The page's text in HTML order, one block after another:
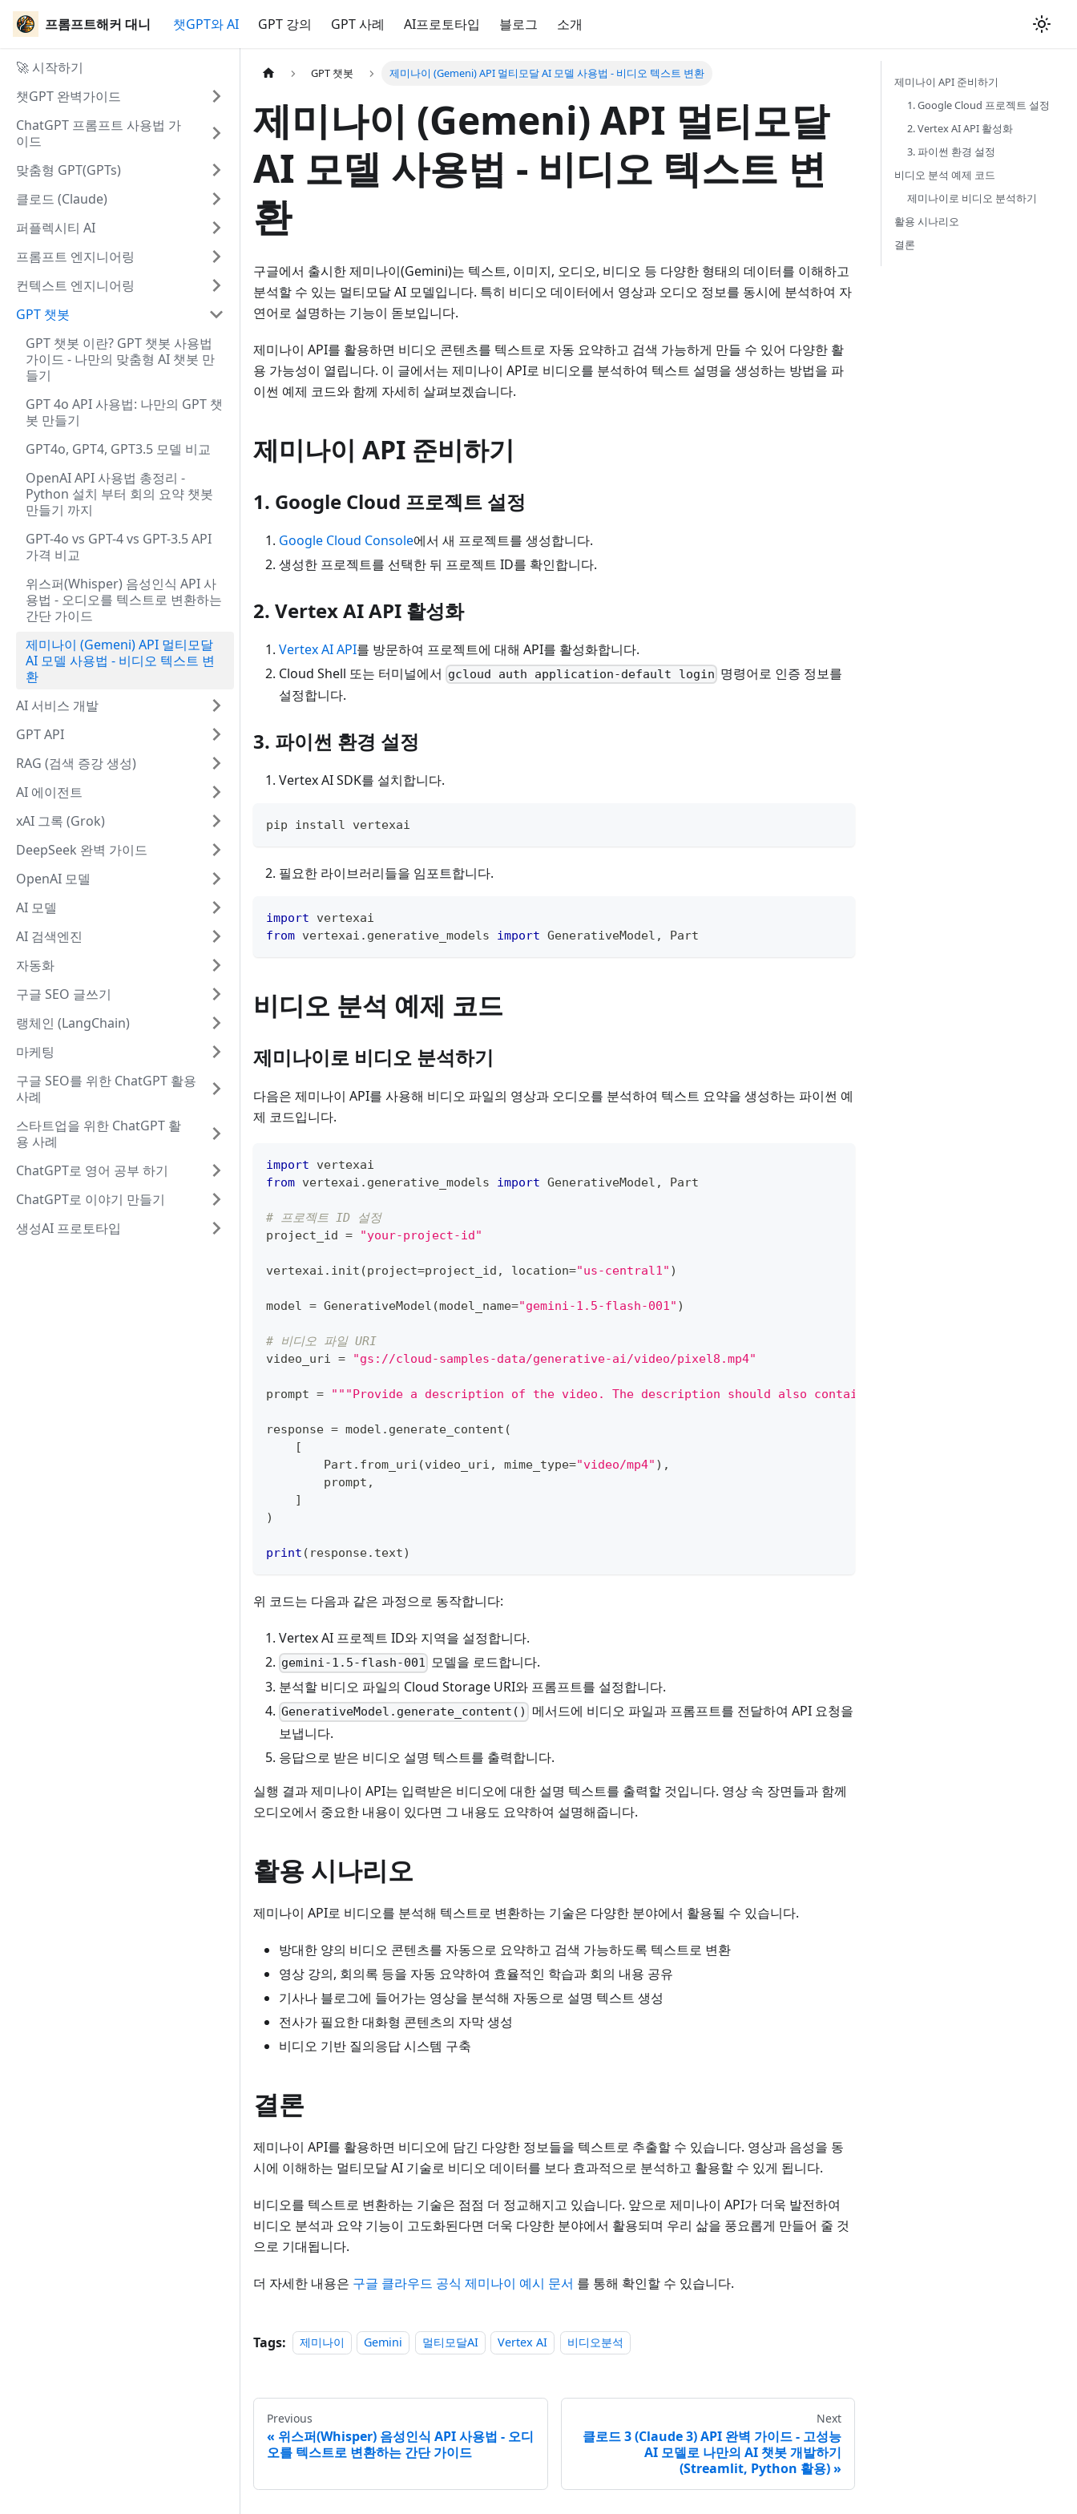
프롬프트해커 대니 챗GPT와 AI GPT 강의 GPT 사례 AI프로토타입 블로그 소개
🚀 시작하기
챗GPT 완벽가이드
ChatGPT 프롬프트 사용법 가
이드
맞춤형 GPT(GPTs)
클로드 (Claude)
퍼플렉시티 AI
프롬프트 엔지니어링
컨텍스트 엔지니어링
GPT 챗봇
GPT 챗봇 이란? GPT 챗봇 사용법
가이드 - 나만의 맞춤형 AI 챗봇 만
들기
GPT 4o API 사용법: 나만의 GPT 챗
봇 만들기
GPT4o, GPT4, GPT3.5 모델 비교
OpenAI API 사용법 총정리 -
Python 설치 부터 회의 요약 챗봇
만들기 까지
GPT-4o vs GPT-4 vs GPT-3.5 API
가격 비교
위스퍼(Whisper) 음성인식 API 사
용법 - 오디오를 텍스트로 변환하는
간단 가이드
제미나이 (Gemeni) API 멀티모달
AI 모델 사용법 - 비디오 텍스트 변
환
AI 서비스 개발
GPT API
RAG (검색 증강 생성)
AI 에이전트
xAI 그록 (Grok)
DeepSeek 완벽 가이드
OpenAI 모델
AI 모델
AI 검색엔진
자동화
구글 SEO 글쓰기
랭체인 (LangChain)
마케팅
구글 SEO를 위한 ChatGPT 활용
사례
스타트업을 위한 ChatGPT 활
용 사례
ChatGPT로 영어 공부 하기
ChatGPT로 이야기 만들기
생성AI 프로토타입
GPT 챗봇 제미나이 (Gemeni) API 멀티모달 AI 모델 사용법 - 비디오 텍스트 변환
제미나이 (Gemeni) API 멀티모달
AI 모델 사용법 - 비디오 텍스트 변
환
구글에서 출시한 제미나이(Gemini)는 텍스트, 이미지, 오디오, 비디오 등 다양한 형태의 데이터를 이해하고
분석할 수 있는 멀티모달 AI 모델입니다. 특히 비디오 데이터에서 영상과 오디오 정보를 동시에 분석하여 자
연어로 설명하는 기능이 돋보입니다.
제미나이 API를 활용하면 비디오 콘텐츠를 텍스트로 자동 요약하고 검색 가능하게 만들 수 있어 다양한 활
용 가능성이 열립니다. 이 글에서는 제미나이 API로 비디오를 분석하여 텍스트 설명을 생성하는 방법을 파
이썬 예제 코드와 함께 자세히 살펴보겠습니다.
제미나이 API 준비하기
1. Google Cloud 프로젝트 설정
Google Cloud Console에서 새 프로젝트를 생성합니다.
생성한 프로젝트를 선택한 뒤 프로젝트 ID를 확인합니다.
2. Vertex AI API 활성화
Vertex AI API를 방문하여 프로젝트에 대해 API를 활성화합니다.
Cloud Shell 또는 터미널에서 gcloud auth application-default login 명령어로 인증 정보를
설정합니다.
3. 파이썬 환경 설정
Vertex AI SDK를 설치합니다.
pip install vertexai
필요한 라이브러리들을 임포트합니다.
import vertexai
from vertexai . generative_models import GenerativeModel , Part
비디오 분석 예제 코드
제미나이로 비디오 분석하기
다음은 제미나이 API를 사용해 비디오 파일의 영상과 오디오를 분석하여 텍스트 요약을 생성하는 파이썬 예
제 코드입니다.
import vertexai
from vertexai . generative_models import GenerativeModel , Part
# 프로젝트 ID 설정
project_id = "your-project-id"
vertexai . init (project=project_id , location="us-central1" )
model = GenerativeModel (model_name="gemini-1.5-flash-001" )
# 비디오 파일 URI
video_uri = "gs://cloud-samples-data/generative-ai/video/pixel8.mp4"
prompt = """Provide a description of the video. The description should also contain anything important which
response = model . generate_content (
[
        Part
. from_uri (video_uri , mime_type="video/mp4" ) ,
        prompt
,
]
)
print ( response. text)
위 코드는 다음과 같은 과정으로 동작합니다:
Vertex AI 프로젝트 ID와 지역을 설정합니다.
gemini-1.5-flash-001 모델을 로드합니다.
분석할 비디오 파일의 Cloud Storage URI와 프롬프트를 설정합니다.
GenerativeModel.generate_content()
메서드에 비디오 파일과 프롬프트를 전달하여 API 요청을
보냅니다.
응답으로 받은 비디오 설명 텍스트를 출력합니다.
실행 결과 제미나이 API는 입력받은 비디오에 대한 설명 텍스트를 출력할 것입니다. 영상 속 장면들과 함께
오디오에서 중요한 내용이 있다면 그 내용도 요약하여 설명해줍니다.
활용 시나리오
제미나이 API로 비디오를 분석해 텍스트로 변환하는 기술은 다양한 분야에서 활용될 수 있습니다.
방대한 양의 비디오 콘텐츠를 자동으로 요약하고 검색 가능하도록 텍스트로 변환
영상 강의, 회의록 등을 자동 요약하여 효율적인 학습과 회의 내용 공유
기사나 블로그에 들어가는 영상을 분석해 자동으로 설명 텍스트 생성
전사가 필요한 대화형 콘텐츠의 자막 생성
비디오 기반 질의응답 시스템 구축
결론
제미나이 API를 활용하면 비디오에 담긴 다양한 정보들을 텍스트로 추출할 수 있습니다. 영상과 음성을 동
시에 이해하는 멀티모달 AI 기술로 비디오 데이터를 보다 효과적으로 분석하고 활용할 수 있게 됩니다.
비디오를 텍스트로 변환하는 기술은 점점 더 정교해지고 있습니다. 앞으로 제미나이 API가 더욱 발전하여
비디오 분석과 요약 기능이 고도화된다면 더욱 다양한 분야에서 활용되며 우리 삶을 풍요롭게 만들어 줄 것
으로 기대됩니다.
더 자세한 내용은 구글 클라우드 공식 제미나이 예시 문서 를 통해 확인할 수 있습니다.
Tags: 제미나이 Gemini 멀티모달AI Vertex AI 비디오분석
Previous
위스퍼(Whisper) 음성인식 API 사용법 - 오디
오를 텍스트로 변환하는 간단 가이드
Next
클로드 3 (Claude 3) API 완벽 가이드 - 고성능
AI 모델로 나만의 AI 챗봇 개발하기
(Streamlit, Python 활용)
제미나이 API 준비하기
1. Google Cloud 프로젝트 설정
2. Vertex AI API 활성화
3. 파이썬 환경 설정
비디오 분석 예제 코드
제미나이로 비디오 분석하기
활용 시나리오
결론